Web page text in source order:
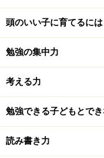
例えば、よく槍玉に
いでしょうか。文科
は柔軟に対応するよ
教科書で使用される
です。学習指導要領
ては「筆順」という
き順でなければいけ
頭のいい子に育てるには
勉強の集中力
考える力
勉強できる子どもとで
読み書き力